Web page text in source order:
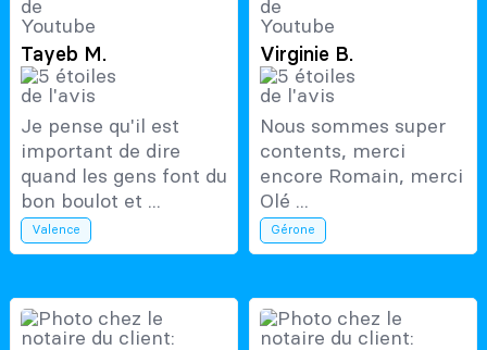
Tayeb M.
Je pense qu'il est
important de dire
quand les gens font du
bon boulot et ...
Valence
Virginie B.
Nous sommes super
contents, merci
encore Romain, merci
Olé ...
Gérone